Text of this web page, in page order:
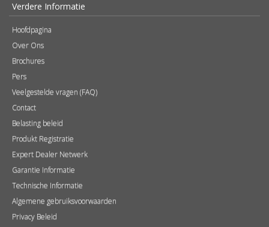
Verdere Informatie
Hoofdpagina
Over Ons
Brochures
Pers
Veelgestelde vragen (FAQ)
Contact
Belasting beleid
Produkt Registratie
Expert Dealer Netwerk
Garantie Informatie
Technische Informatie
Algemene gebruiksvoorwaarden
Privacy Beleid